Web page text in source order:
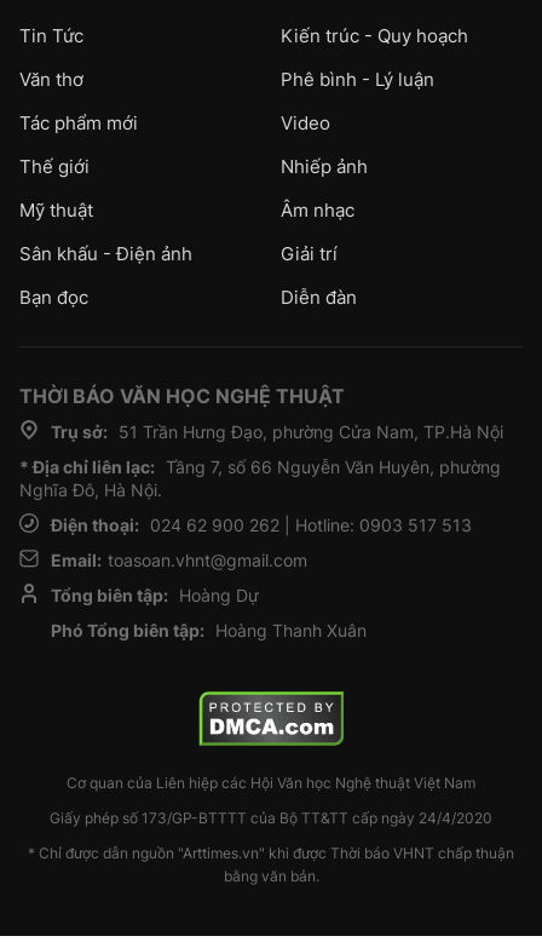
Tin Tức
Kiến trúc - Quy hoạch
Văn thơ
Phê bình - Lý luận
Tác phẩm mới
Video
Thế giới
Nhiếp ảnh
Mỹ thuật
Âm nhạc
Sân khấu - Điện ảnh
Giải trí
Bạn đọc
Diễn đàn
THỜI BÁO VĂN HỌC NGHỆ THUẬT
Trụ sở:
51 Trần Hưng Đạo, phường Cửa Nam, TP.Hà Nội
* Địa chỉ liên lạc: Tầng 7, số 66 Nguyễn Văn Huyên, phường
Nghĩa Đô, Hà Nội.
Điện thoại:
024 62 900 262 | Hotline: 0903 517 513
Email: toasoan.vhnt@gmail.com
Tổng biên tập:
Hoàng Dự
Phó Tổng biên tập:
Hoàng Thanh Xuân
Cơ quan của Liên hiệp các Hội Văn học Nghệ thuật Việt Nam
Giấy phép số 173/GP-BTTTT của Bộ TT&TT cấp ngày 24/4/2020
* Chỉ được dẫn nguồn "Arttimes.vn" khi được Thời báo VHNT chấp thuận
bằng văn bản.